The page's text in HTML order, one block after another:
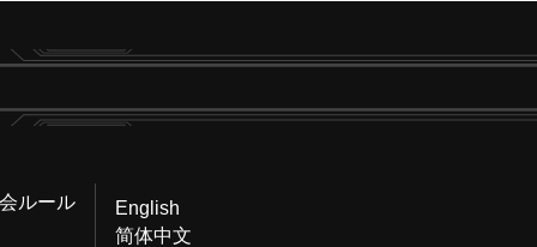
ルール
English
简体中文